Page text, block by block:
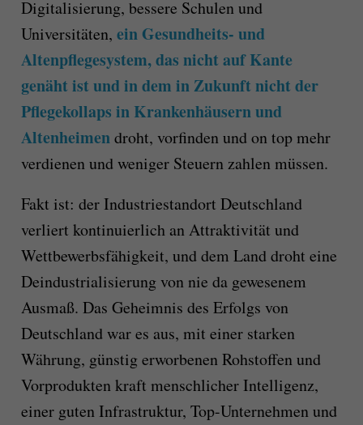
Digitalisierung, bessere Schulen und
Universitäten, ein Gesundheits- und
Altenpflegesystem, das nicht auf Kante
genäht ist und in dem in Zukunft nicht der
Pflegekollaps in Krankenhäusern und
Altenheimendroht, vorfinden und on top mehr
verdienen und weniger Steuern zahlen müssen.
Fakt ist: der Industriestandort Deutschland
verliert kontinuierlich an Attraktivität und
Wettbewerbsfähigkeit, und dem Land droht eine
Deindustrialisierung von nie da gewesenem
Ausmaß. Das Geheimnis des Erfolgs von
Deutschland war es aus, mit einer starken
Währung, günstig erworbenen Rohstoffen und
Vorprodukten kraft menschlicher Intelligenz,
einer guten Infrastruktur, Top-Unternehmen und